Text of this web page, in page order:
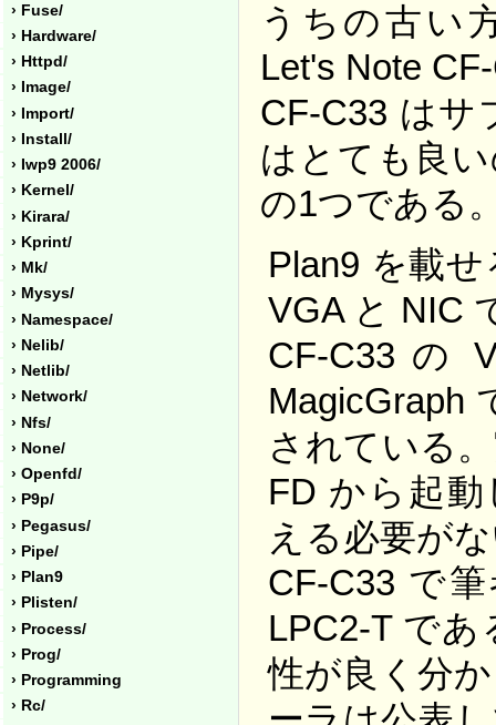
› Fuse/
› Hardware/
› Httpd/
› Image/
› Import/
› Install/
› Iwp9 2006/
› Kernel/
› Kirara/
› Kprint/
› Mk/
› Mysys/
› Namespace/
› Nelib/
› Netlib/
› Network/
› Nfs/
› None/
› Openfd/
› P9p/
› Pegasus/
› Pipe/
› Plan9
› Plisten/
› Process/
› Prog/
› Programming
› Rc/
うちの古い
Let's Note
CF-C33 は
はとても良
の1つである
Plan9 を載
VGA と NIC
CF-C33 の
MagicGraph
されている
FD から起
える必要が
CF-C33 で
LPC2-T で
性が良く分